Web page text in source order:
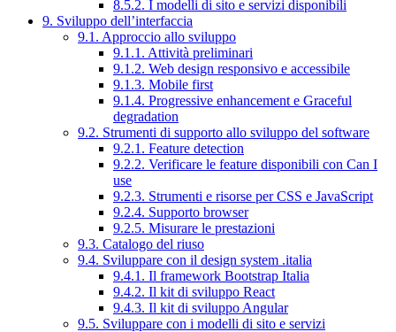
8.5.2. I modelli di sito e servizi disponibili
9. Sviluppo dell’interfaccia
9.1. Approccio allo sviluppo
9.1.1. Attività preliminari
9.1.2. Web design responsivo e accessibile
9.1.3. Mobile first
9.1.4. Progressive enhancement e Graceful
degradation
9.2. Strumenti di supporto allo sviluppo del software
9.2.1. Feature detection
9.2.2. Verificare le feature disponibili con Can I
use
9.2.3. Strumenti e risorse per CSS e JavaScript
9.2.4. Supporto browser
9.2.5. Misurare le prestazioni
9.3. Catalogo del riuso
9.4. Sviluppare con il design system .italia
9.4.1. Il framework Bootstrap Italia
9.4.2. Il kit di sviluppo React
9.4.3. Il kit di sviluppo Angular
9.5. Sviluppare con i modelli di sito e servizi